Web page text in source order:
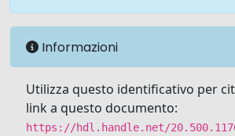
Informazioni
Utilizza questo identificativo per
link a questo documento:
https://hdl.handle.net/